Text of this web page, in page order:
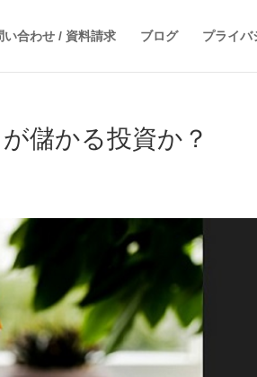
い合わせ / 資料請求 ブログ プライバ
儲かる投資か？